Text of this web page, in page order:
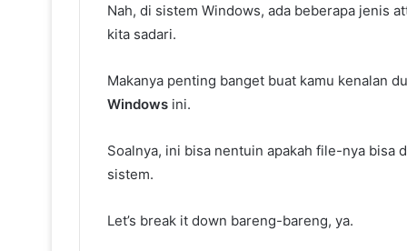
Nah, di sistem Windows, ada beberapa jenis
kita sadari.
Makanya penting banget buat kamu kenalan
Windows ini.
Soalnya, ini bisa nentuin apakah file-nya bisa
sistem.
Let’s break it down bareng-bareng, ya.